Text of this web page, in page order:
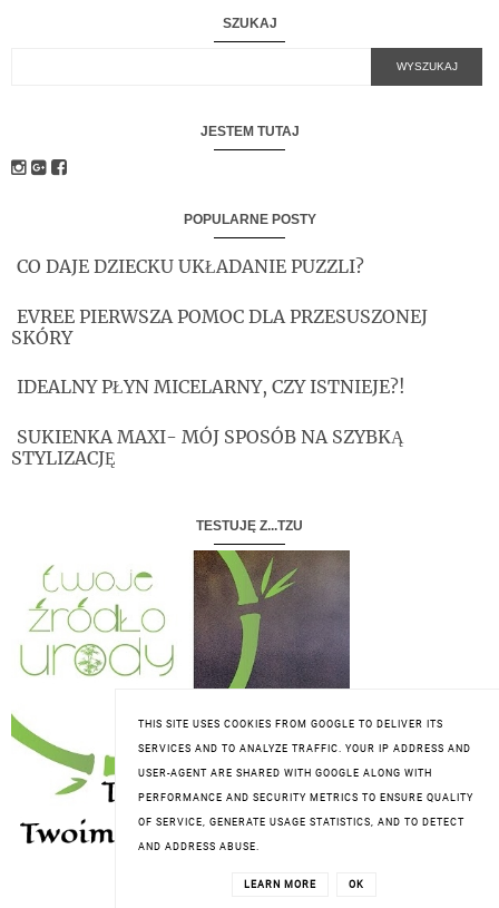
SZUKAJ
JESTEM TUTAJ
POPULARNE POSTY
CO DAJE DZIECKU UKŁADANIE PUZZLI?
EVREE PIERWSZA POMOC DLA PRZESUSZONEJ
SKÓRY
IDEALNY PŁYN MICELARNY, CZY ISTNIEJE?!
SUKIENKA MAXI- MÓJ SPOSÓB NA SZYBKĄ
STYLIZACJĘ
TESTUJĘ Z...TZU
THIS SITE USES COOKIES FROM GOOGLE TO DELIVER ITS
SERVICES AND TO ANALYZE TRAFFIC. YOUR IP ADDRESS AND
USER-AGENT ARE SHARED WITH GOOGLE ALONG WITH
PERFORMANCE AND SECURITY METRICS TO ENSURE QUALITY
OF SERVICE, GENERATE USAGE STATISTICS, AND TO DETECT
AND ADDRESS ABUSE.
LEARN MORE OK